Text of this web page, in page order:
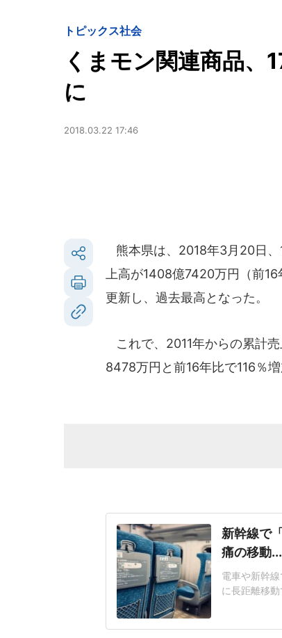
トピックス社会
くまモン関連商品
に
2018.03.22 17:46
熊本県は、2018年3月20日、
上高が1408億7420万円（前
更新し、過去最高となった。
これで、2011年からの累計
8478万円と前16年比で116％
新幹線で
痛の移動
電車や新幹
に長距離移
つながるこ
京に向かう